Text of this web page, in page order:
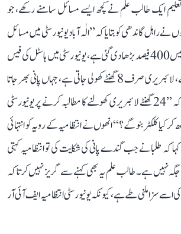
تعلیم ایک طالب علم نے کچھ ایسے مسائل سامنے رکھے، جو
نے راہل گاندھی کو بتایا کہ ’’الٰہ آباد یونیورسٹی میں مسائل
کا انبار ہے۔ یونیورسٹی میں فیس 400 فیصد بڑھا دی گئی ہے، یونیورسٹی میں ہاسٹل کی فیس
میں بھی اضافہ کر دیا گیا ہے، لائبریری صرف 8 گھنٹے کھولی جاتی ہے، جہاں پانی بھر جاتا
ہے۔‘‘ وہ یہ بھی کہتے ہیں کہ ’’24 گھنٹے لائبریری کھولنے کا مطالبہ کرنے پر یونیورسٹی
کیا کلکٹر بنو گے؟‘‘ انھوں نے انتظامیہ کے رویہ کو انتہائی
کہ طلبا نے جب گندے پانی کی شکایت کی تو انتظامیہ کہتی
جگہ نہیں ہے۔ طالب علم یہ بھی کہنے سے گریز نہیں کرتا کہ
سزا ملنی طے ہے، کیونکہ یونیورسٹی انتظامیہ ایف آئی آر